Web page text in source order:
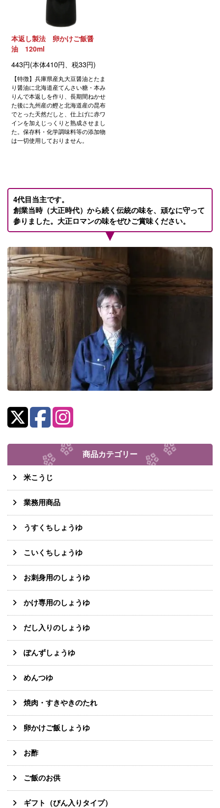
本返し製法 卵かけご飯醤
油 120ml
443円(本体410円、税33円)
【特徴】兵庫県産丸大豆醤油とたま
り醤油に北海道産てんさい糖・本み
りんで本返しを作り、長期間ねかせ
た後に九州産の鰹と北海道産の昆布
でとった天然だしと、仕上げに赤ワ
インを加えじっくりと熟成させまし
た。保存料・化学調味料等の添加物
は一切使用しておりません。
4代目当主です。
創業当時（大正時代）から続く伝統の味を、頑なに守って
参りました。大正ロマンの味をぜひご賞味ください。
商品カテゴリー
米こうじ
業務用商品
うすくちしょうゆ
こいくちしょうゆ
お刺身用のしょうゆ
かけ専用のしょうゆ
だし入りのしょうゆ
ぽんずしょうゆ
めんつゆ
焼肉・すきやきのたれ
卵かけご飯しょうゆ
お酢
ご飯のお供
ギフト（びん入りタイプ）